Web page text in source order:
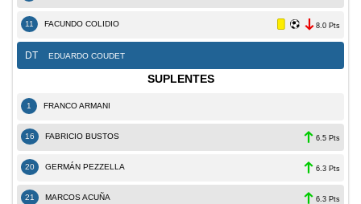
11 FACUNDO COLIDIO 8.0 Pts
DT EDUARDO COUDET
SUPLENTES
1 FRANCO ARMANI
16 FABRICIO BUSTOS 6.5 Pts
20 GERMÁN PEZZELLA 6.3 Pts
21 MARCOS ACUÑA 6.3 Pts